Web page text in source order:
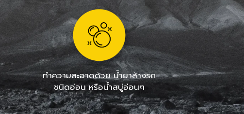
ทำความสะอาดด้วย น้ำยาล้างรถ
ชนิดอ่อน หรือน้ำสบู่อ่อนๆ